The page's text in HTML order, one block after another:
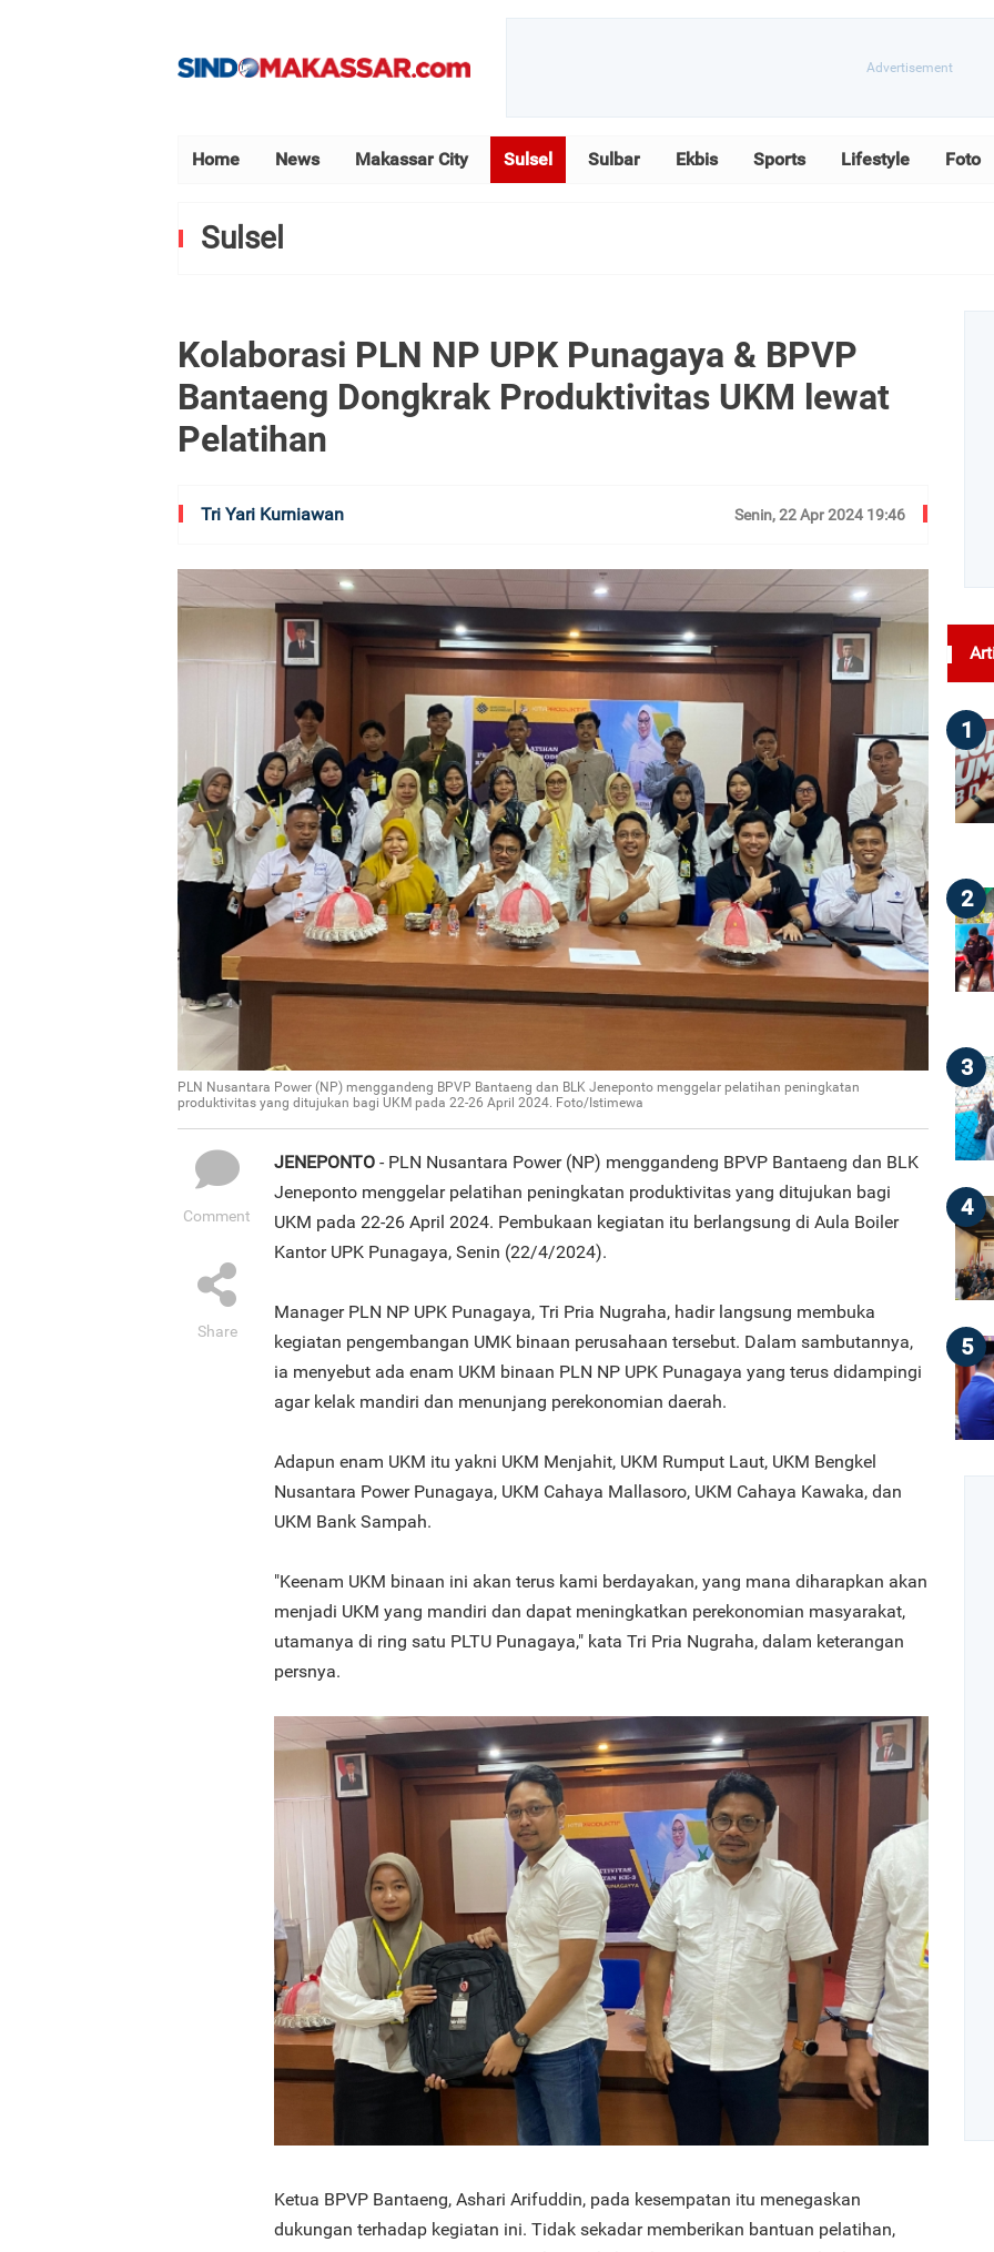
Home News Makassar City Sulsel Sulbar Ekbis Sports Lifestyle Foto
Sulsel
Kolaborasi PLN NP UPK Punagaya & BPVP
Bantaeng Dongkrak Produktivitas UKM lewat
Pelatihan
Tri Yari Kurniawan Senin, 22 Apr 2024 19:46
PLN Nusantara Power (NP) menggandeng BPVP Bantaeng dan BLK Jeneponto menggelar pelatihan peningkatan
produktivitas yang ditujukan bagi UKM pada 22-26 April 2024. Foto/Istimewa
Comment
Share
JENEPONTO - PLN Nusantara Power (NP) menggandeng BPVP Bantaeng dan BLK
Jeneponto menggelar pelatihan peningkatan produktivitas yang ditujukan bagi
UKM pada 22-26 April 2024. Pembukaan kegiatan itu berlangsung di Aula Boiler
Kantor UPK Punagaya, Senin (22/4/2024).
Manager PLN NP UPK Punagaya, Tri Pria Nugraha, hadir langsung membuka
kegiatan pengembangan UMK binaan perusahaan tersebut. Dalam sambutannya,
ia menyebut ada enam UKM binaan PLN NP UPK Punagaya yang terus didampingi
agar kelak mandiri dan menunjang perekonomian daerah.
Adapun enam UKM itu yakni UKM Menjahit, UKM Rumput Laut, UKM Bengkel
Nusantara Power Punagaya, UKM Cahaya Mallasoro, UKM Cahaya Kawaka, dan
UKM Bank Sampah.
"Keenam UKM binaan ini akan terus kami berdayakan, yang mana diharapkan akan
menjadi UKM yang mandiri dan dapat meningkatkan perekonomian masyarakat,
utamanya di ring satu PLTU Punagaya," kata Tri Pria Nugraha, dalam keterangan
persnya.
Ketua BPVP Bantaeng, Ashari Arifuddin, pada kesempatan itu menegaskan
dukungan terhadap kegiatan ini. Tidak sekadar memberikan bantuan pelatihan,
1
2
3
4
5